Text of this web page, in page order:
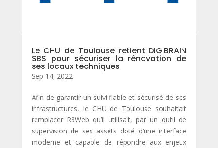
Le CHU de Toulouse retient DIGIBRAIN
SBS pour sécuriser la rénovation de
ses locaux techniques
Sep 14, 2022
Afin de garantir un suivi fiable et sécurisé de ses
infrastructures, le CHU de Toulouse souhaitait
remplacer R3Web qu’il utilisait, par un outil de
supervision de ses assets doté d’une interface
moderne et capable de répondre aux enjeux